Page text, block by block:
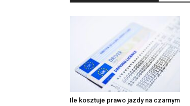
Ile kosztuje prawo jazdy na czarnym